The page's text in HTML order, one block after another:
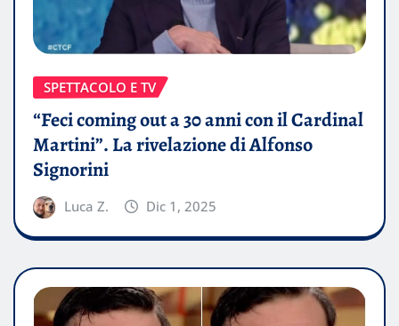
SPETTACOLO E TV
“Feci coming out a 30 anni con il Cardinal
Martini”. La rivelazione di Alfonso
Signorini
Luca Z. Dic 1, 2025